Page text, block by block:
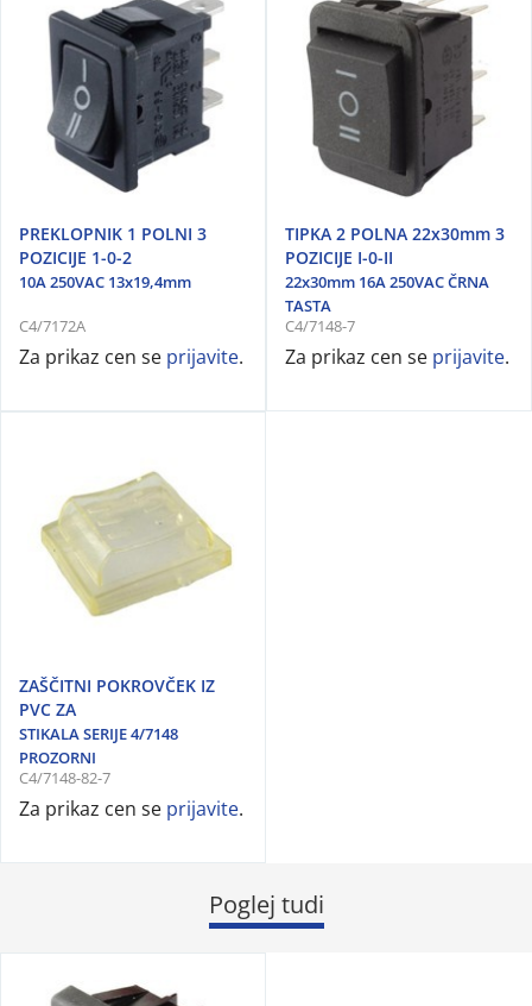
PREKLOPNIK 1 POLNI 3
POZICIJE 1-0-2
10A 250VAC 13x19,4mm
C4/7172A
Za prikaz cen se prijavite.
TIPKA 2 POLNA 22x30mm 3
POZICIJE I-0-II
22x30mm 16A 250VAC ČRNA
TASTA
C4/7148-7
Za prikaz cen se prijavite.
ZAŠČITNI POKROVČEK IZ
PVC ZA
STIKALA SERIJE 4/7148
PROZORNI
C4/7148-82-7
Za prikaz cen se prijavite.
Poglej tudi